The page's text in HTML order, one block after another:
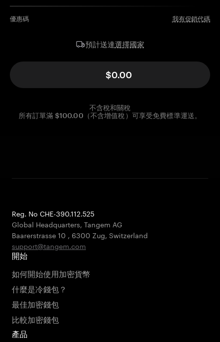
優惠碼 我有促銷代碼
預計送達選擇國家
$0.00
不含稅和關稅
所有訂單滿 $100.00（不含增值稅）可享受免費標準運送。
Reg. No CHE-390.112.525
Global Headquarters, Tangem AG
Baarerstrasse 10 , 6300 Zug, Switzerland
support@tangem.com
開始
如何開始使用加密貨幣
什麼是冷錢包？
最佳加密錢包
比較加密錢包
產品